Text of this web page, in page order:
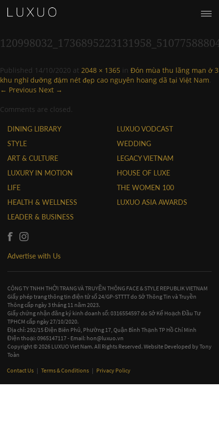
Published 14/10/2020 at 2048 × 1365 in Đón mùa thu lãng mạn ở 3
khu nghỉ dưỡng đậm nét đẹp cao nguyên hoang dã tại Việt Nam.
← Previous Next →
Comments are closed.
DINING LIBRARY
STYLE
ART & CULTURE
LUXURY IN MOTION
LIFE
HEALTH & WELLNESS
LEADER & BUSINESS
LUXUO VODCAST
WEDDING
LEGACY VIETNAM
HOUSE OF LUXE
THE WOMEN 100
LUXUO ASIA AWARDS
Advertise with Us
CÔNG TY TNHH THỜI TRANG VÀ TRUYỀN THÔNG FACE & STYLE REPUBLIK VIETNAM
Giấy phép trang thông tin điện tử số 24/GP-STTTT do Sở Thông Tin và Truyền
Thông cấp ngày 3 tháng 11 năm 2023.
Giấy chứng nhận đăng ký kinh doanh số: 0316554597 do Sở Kế Hoạch Đầu Tư
TPHCM cấp ngày 27/10/2020.
Địa chỉ: 292/15 Điện Biên Phủ, Phường 17, Quận Bình Thạnh TP Hồ Chí Minh
Điện thoại: 0965147117 - Email: hon@luxuo.vn
Copyright © 2026 LUXUO Viet Nam. All Rights Reserved. Website Developed byTony
Toàn
Contact Us | Terms & Conditions | Privacy Policy